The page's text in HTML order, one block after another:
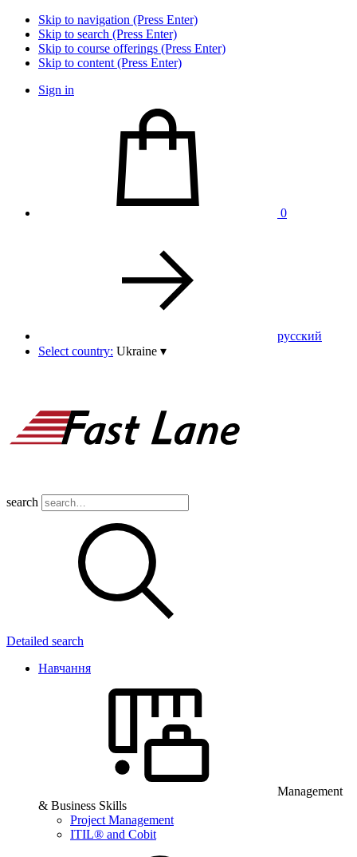
Skip to navigation (Press Enter)
Skip to search (Press Enter)
Skip to course offerings (Press Enter)
Skip to content (Press Enter)
Sign in
0
pусский
Select country: Ukraine ▾
search
Detailed search
Навчання
Management
& Business Skills
Project Management
ITIL® and Cobit